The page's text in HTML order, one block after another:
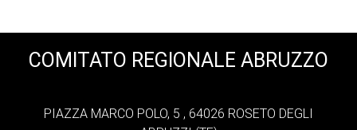
COMITATO REGIONALE ABRUZZO
PIAZZA MARCO POLO, 5 , 64026 ROSETO DEGLI